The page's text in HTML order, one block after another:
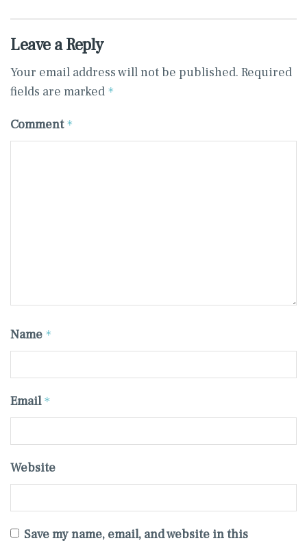
Leave a Reply
Your email address will not be published. Required
fields are marked *
Comment *
Name *
Email *
Website
Save my name, email, and website in this